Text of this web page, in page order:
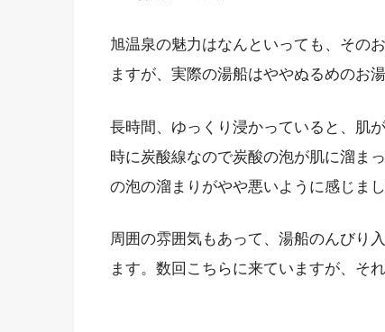
旭温泉の魅力はなんといっても、その
ますが、実際の湯船はややぬるめのお湯
長時間、ゆっくり浸かっていると、肌
時に炭酸線なので炭酸の泡が肌に溜ま
の泡の溜まりがやや悪いように感じまし
周囲の雰囲気もあって、湯船のんびり
ます。数回こちらに来ていますが、そ